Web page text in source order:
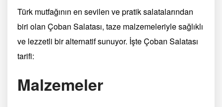
Türk mutfağının en sevilen ve pratik salatalarından
biri olan Çoban Salatası, taze malzemeleriyle sağlıklı
ve lezzetli bir alternatif sunuyor. İşte Çoban Salatası
tarifi:
Malzemeler